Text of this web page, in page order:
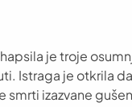
je troje
Istraga je otkrila
izazvane